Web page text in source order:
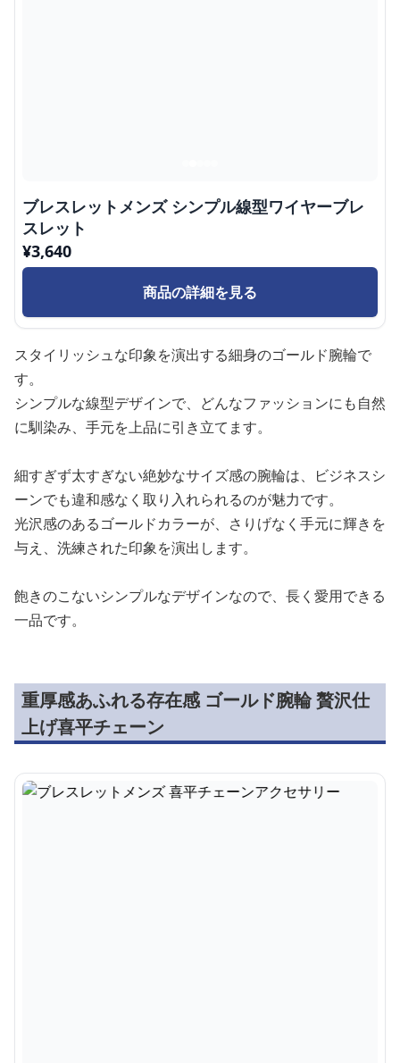
ブレスレットメンズ シンプル線型ワイヤーブレ
スレット
¥3,640
商品の詳細を見る
スタイリッシュな印象を演出する細身のゴールド腕輪で
す。
シンプルな線型デザインで、どんなファッションにも自然
に馴染み、手元を上品に引き立てます。
細すぎず太すぎない絶妙なサイズ感の腕輪は、ビジネスシ
ーンでも違和感なく取り入れられるのが魅力です。
光沢感のあるゴールドカラーが、さりげなく手元に輝きを
与え、洗練された印象を演出します。
飽きのこないシンプルなデザインなので、長く愛用できる
一品です。
重厚感あふれる存在感 ゴールド腕輪 贅沢仕
上げ喜平チェーン